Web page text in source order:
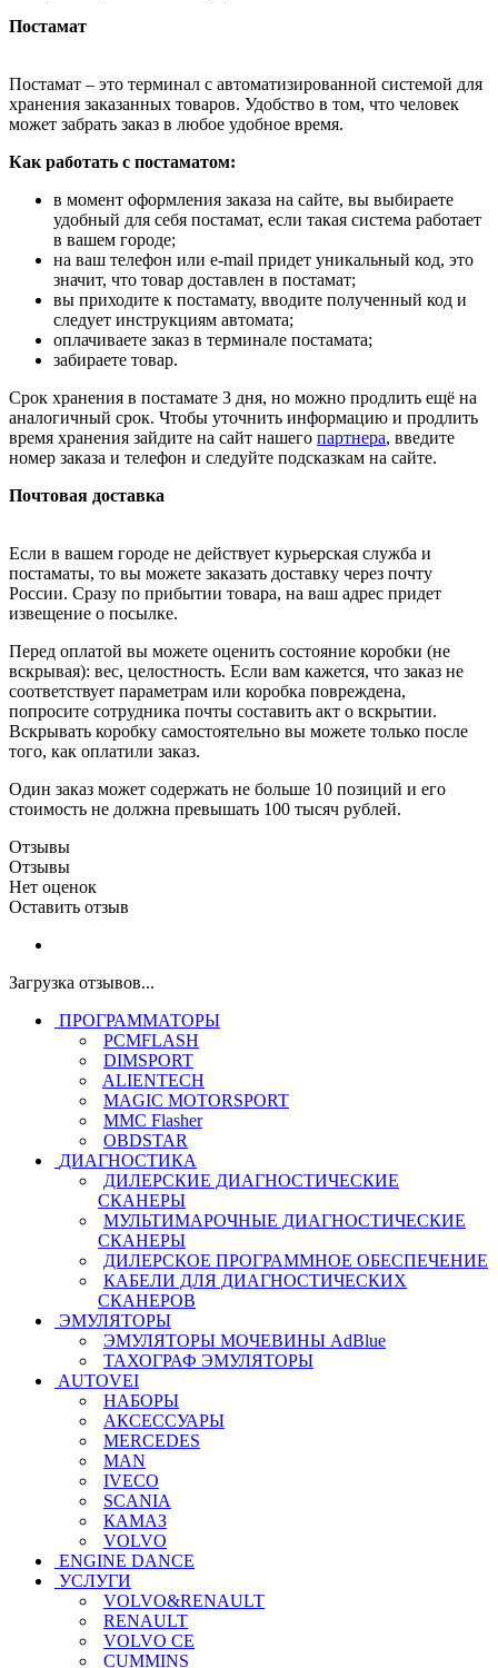
Постамат
Постамат – это терминал с автоматизированной системой для
хранения заказанных товаров. Удобство в том, что человек
может забрать заказ в любое удобное время.
Как работать с постаматом:
в момент оформления заказа на сайте, вы выбираете
удобный для себя постамат, если такая система работает
в вашем городе;
на ваш телефон или e-mail придет уникальный код, это
значит, что товар доставлен в постамат;
вы приходите к постамату, вводите полученный код и
следует инструкциям автомата;
оплачиваете заказ в терминале постамата;
забираете товар.
Срок хранения в постамате 3 дня, но можно продлить ещё на
аналогичный срок. Чтобы уточнить информацию и продлить
время хранения зайдите на сайт нашего партнера, введите
номер заказа и телефон и следуйте подсказкам на сайте.
Почтовая доставка
Если в вашем городе не действует курьерская служба и
постаматы, то вы можете заказать доставку через почту
России. Сразу по прибытии товара, на ваш адрес придет
извещение о посылке.
Перед оплатой вы можете оценить состояние коробки (не
вскрывая): вес, целостность. Если вам кажется, что заказ не
соответствует параметрам или коробка повреждена,
попросите сотрудника почты составить акт о вскрытии.
Вскрывать коробку самостоятельно вы можете только после
того, как оплатили заказ.
Один заказ может содержать не больше 10 позиций и его
стоимость не должна превышать 100 тысяч рублей.
Отзывы
Отзывы
Нет оценок
Оставить отзыв
Загрузка отзывов...
ПРОГРАММАТОРЫ
PCMFLASH
DIMSPORT
ALIENTECH
MAGIC MOTORSPORT
MMC Flasher
OBDSTAR
ДИАГНОСТИКА
ДИЛЕРСКИЕ ДИАГНОСТИЧЕСКИЕ
СКАНЕРЫ
МУЛЬТИМАРОЧНЫЕ ДИАГНОСТИЧЕСКИЕ
СКАНЕРЫ
ДИЛЕРСКОЕ ПРОГРАММНОЕ ОБЕСПЕЧЕНИЕ
КАБЕЛИ ДЛЯ ДИАГНОСТИЧЕСКИХ
СКАНЕРОВ
ЭМУЛЯТОРЫ
ЭМУЛЯТОРЫ МОЧЕВИНЫ АdBlue
ТАХОГРАФ ЭМУЛЯТОРЫ
AUTOVEI
НАБОРЫ
АКСЕССУАРЫ
MERCEDES
MAN
IVECO
SCANIA
КАМАЗ
VOLVO
ENGINE DANCE
УСЛУГИ
VOLVO&RENAULT
RENAULT
VOLVO CE
CUMMINS